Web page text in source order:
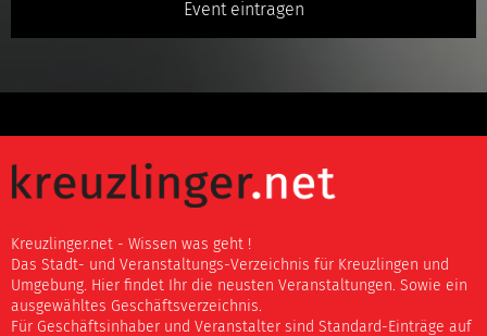
Event eintragen
Kreuzlinger.net - Wissen was geht !
Das Stadt- und Veranstaltungs-Verzeichnis für Kreuzlingen und
Umgebung. Hier findet Ihr die neusten Veranstaltungen. Sowie ein
ausgewähltes Geschäftsverzeichnis.
Für Geschäftsinhaber und Veranstalter sind Standard-Einträge auf